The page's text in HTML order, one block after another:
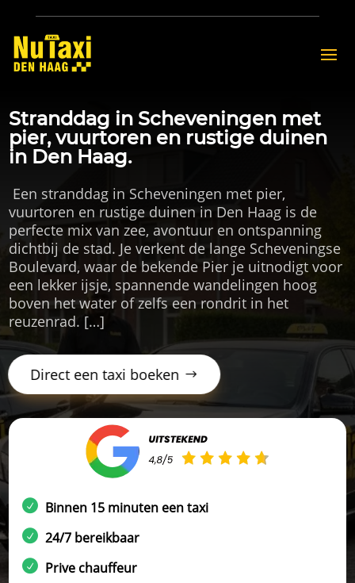
Stranddag in Scheveningen met
pier, vuurtoren en rustige duinen
in Den Haag.
​ Een stranddag in Scheveningen met pier,
vuurtoren en rustige duinen in Den Haag is de
perfecte mix van zee, avontuur en ontspanning
dichtbij de stad.​ Je verkent de lange Scheveningse
Boulevard, waar de bekende Pier je uitnodigt voor
een lekker ijsje, spannende wandelingen hoog
boven het water of zelfs een rondrit in het
reuzenrad.​ […]
Direct een taxi boeken
Binnen 15 minuten een taxi
24/7 bereikbaar
Prive chauffeur